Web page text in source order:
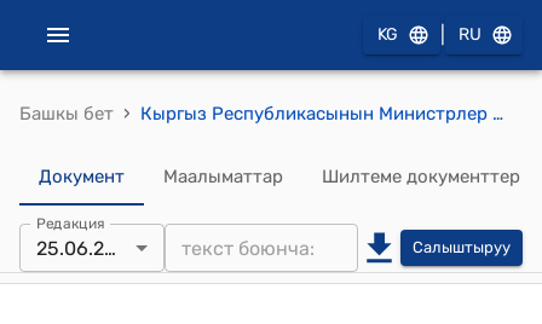
KG RU
Башкы бет › Кыргыз Республикасынын Министрлер Кабинетинин 2021-жылдын 15-ноябрындагы № 264 "Кыргыз Республикасынын аткаруу бийлигинин мамлекеттик органдарынын жана Кыргыз Республикасынын башка мамлекеттик органдарынын, анын ичинде техникалык жана тейлөөчү персоналынын штаттык санынын чеги жөнүндө" токтому
Документ Маалыматтар Шилтеме документтер
Редакция
25.06.2026 Салыштыруу